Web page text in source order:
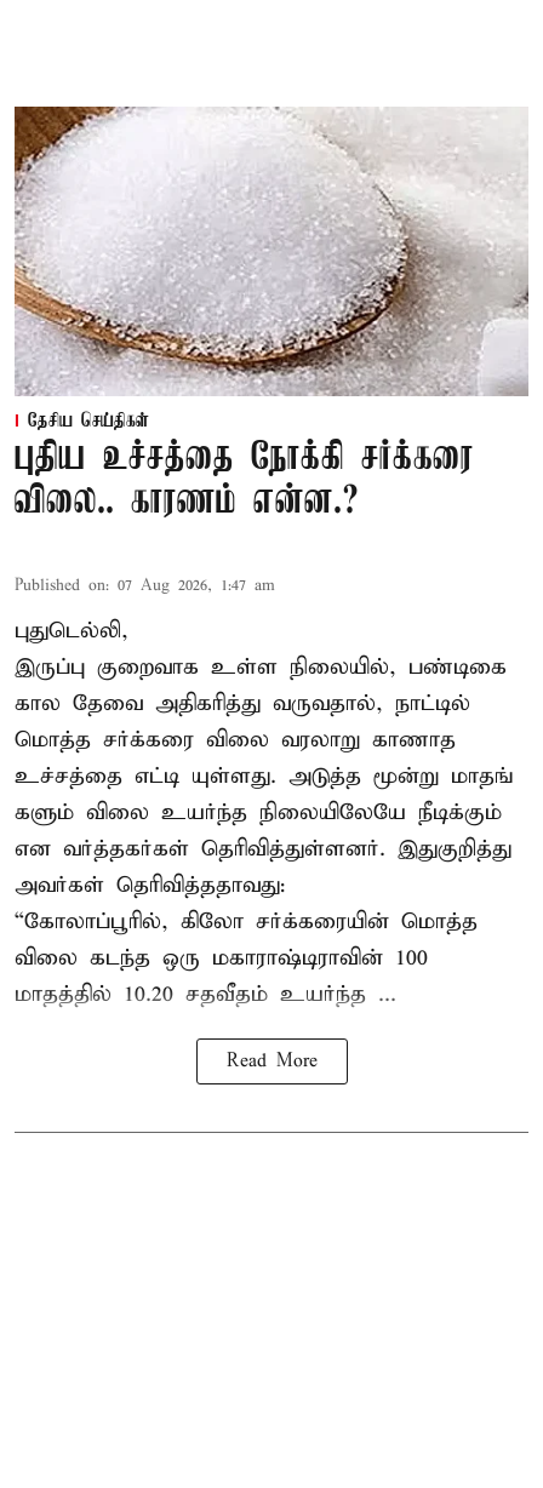
தேசிய செய்திகள்
புதிய உச்சத்தை நோக்கி சர்க்கரை
விலை.. காரணம் என்ன.?
Published on: 07 Aug 2026, 1:47 am
புதுடெல்லி,
இருப்பு குறைவாக உள்ள நிலையில், பண்டிகை
கால தேவை அதிகரித்து வருவதால், நாட்டில்
மொத்த சர்க்கரை விலை வரலாறு காணாத
உச்சத்தை எட்டி யுள்ளது. அடுத்த மூன்று மாதங்
களும் விலை உயர்ந்த நிலையிலேயே நீடிக்கும்
என வர்த்தகர்கள் தெரிவித்துள்ளனர். இதுகுறித்து
அவர்கள் தெரிவித்ததாவது:
“கோலாப்பூரில், கிலோ சர்க்கரையின் மொத்த
விலை கடந்த ஒரு மகாராஷ்டிராவின் 100
மாதத்தில் 10.20 சதவீதம் உயர்ந்த ...
Read More